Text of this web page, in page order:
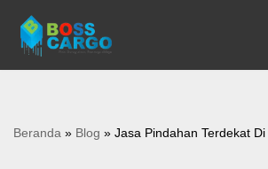
Lompat
ke
Beranda » Blog » Jasa Pindahan Terdekat